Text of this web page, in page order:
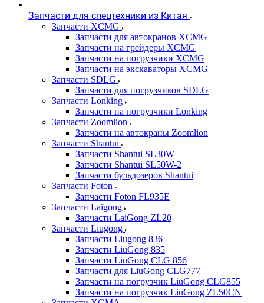
Запчасти для спецтехники из Китая
Запчасти XCMG
Запчасти для автокранов XCMG
Запчасти на грейдеры XCMG
Запчасти на погрузчики XCMG
Запчасти на экскаваторы XCMG
Запчасти SDLG
Запчасти для погрузчиков SDLG
Запчасти Lonking
Запчасти на погрузчики Lonking
Запчасти Zoomlion
Запчасти на автокраны Zoomlion
Запчасти Shantui
Запчасти Shantui SL30W
Запчасти Shantui SL50W-2
Запчасти бульдозеров Shantui
Запчасти Foton
Запчасти Foton FL935E
Запчасти Laigong
Запчасти LaiGong ZL20
Запчасти Liugong
Запчасти Liugong 836
Запчасти LiuGong 835
Запчасти LiuGong CLG 856
Запчасти для LiuGong CLG777
Запчасти на погрузчик LiuGong CLG855
Запчасти на погрузчик LiuGong ZL50CN